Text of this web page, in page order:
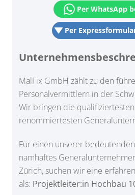
Per
Per WhatsApp
MalFix GmbH zählt zu den
Personalvermittlern in der
Wir bringen die
renommiertesten
Für einen unserer
namhaftes
Zürich, suchen wir eine
als: Projektleiter:in Hochbau